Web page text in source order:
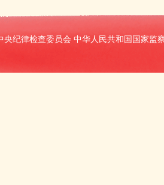
央纪律检查委员会 中华人民共和国国家监